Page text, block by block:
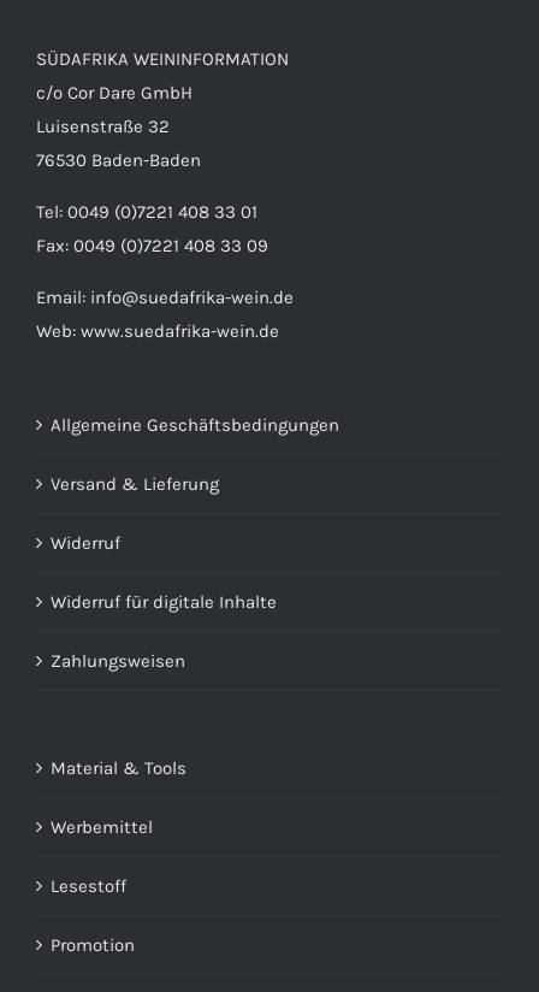
SÜDAFRIKA WEININFORMATION
c/o Cor Dare GmbH
Luisenstraße 32
76530 Baden-Baden
Tel: 0049 (0)7221 408 33 01
Fax: 0049 (0)7221 408 33 09
Email: info@suedafrika-wein.de
Web: www.suedafrika-wein.de
Allgemeine Geschäftsbedingungen
Versand & Lieferung
Widerruf
Widerruf für digitale Inhalte
Zahlungsweisen
Material & Tools
Werbemittel
Lesestoff
Promotion